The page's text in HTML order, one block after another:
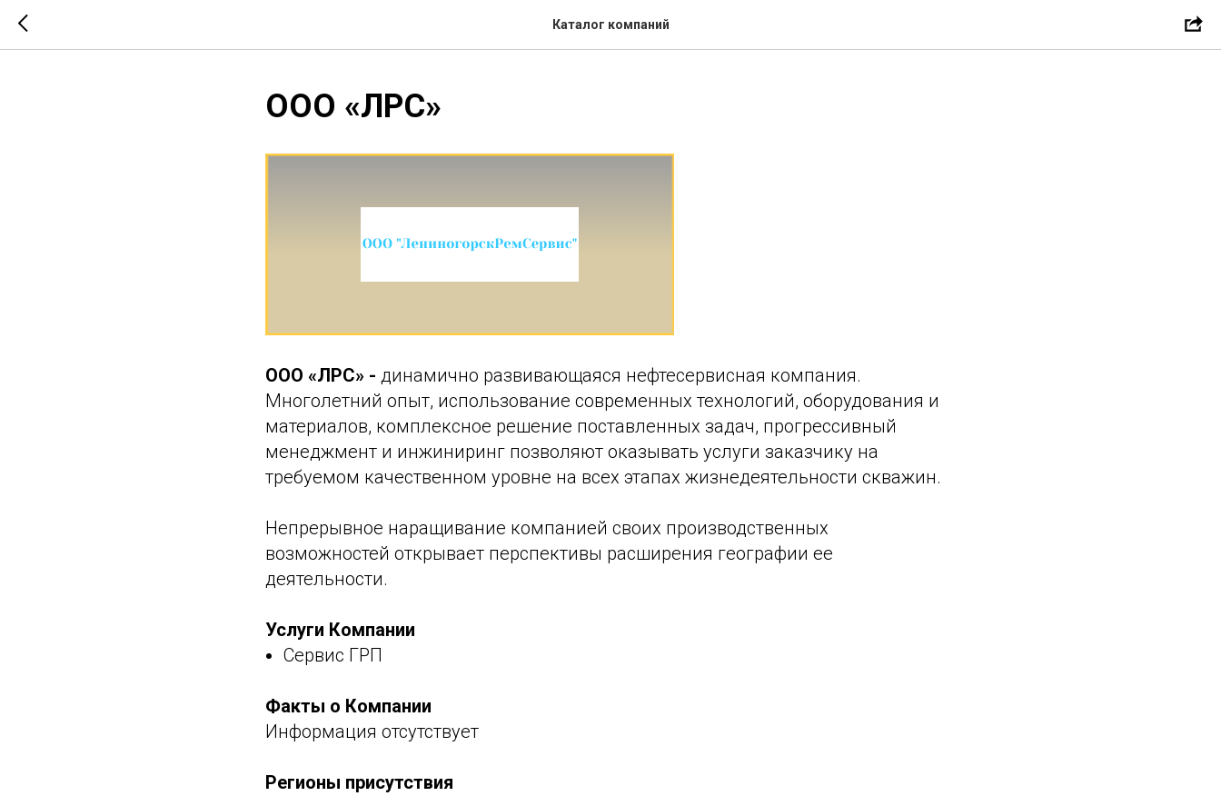
Каталог компаний
ООО «ЛРС»
ООО «ЛРС» - динамично развивающаяся нефтесервисная компания.
Многолетний опыт, использование современных технологий, оборудования и
материалов, комплексное решение поставленных задач, прогрессивный
менеджмент и инжиниринг позволяют оказывать услуги заказчику на
требуемом качественном уровне на всех этапах жизнедеятельности скважин.
Непрерывное наращивание компанией своих производственных
возможностей открывает перспективы расширения географии ее
деятельности.
Услуги Компании
Сервис ГРП
Факты о Компании
Информация отсутствует
Регионы присутствия